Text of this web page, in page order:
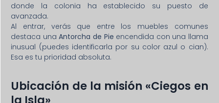
donde la colonia ha establecido su puesto de
avanzada.
Al entrar, verás que entre los muebles comunes
destaca unaAntorcha de Pie encendida con una llama
inusual (puedes identificarla por su color azul o cian).
Esa es tu prioridad absoluta.
Ubicación de la misión «Ciegos en